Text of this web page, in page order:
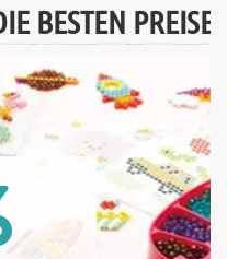
BESTEN PREISE